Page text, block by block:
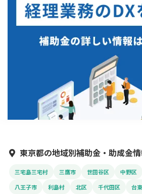
東京都の地域別補助金・助成金
三宅島三宅村 三鷹市 世田谷区 中野区
八王子市
利島村 北区 千代田区 台